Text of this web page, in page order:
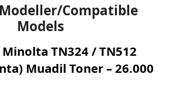
Compatible
Models
TN324 / TN512
Muadil Toner – 26.000